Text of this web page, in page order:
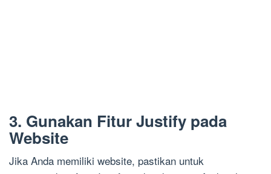
3. Gunakan Fitur Justify pada
Website
Jika Anda memiliki website, pastikan untuk